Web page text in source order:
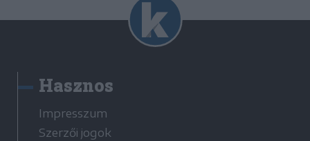
Hasznos
Impresszum
Szerzői jogok